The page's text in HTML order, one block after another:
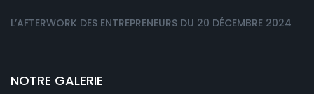
L’AFTERWORK DES ENTREPRENEURS DU 20 DÉCEMBRE 2024
NOTRE GALERIE